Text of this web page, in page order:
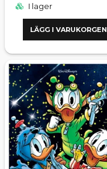
I lager
LÄGG I VARUKORGEN